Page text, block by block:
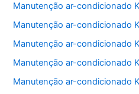
Manutenção ar-condicionado
Manutenção ar-condicionado
Manutenção ar-condicionado
Manutenção ar-condicionado
Manutenção ar-condicionado